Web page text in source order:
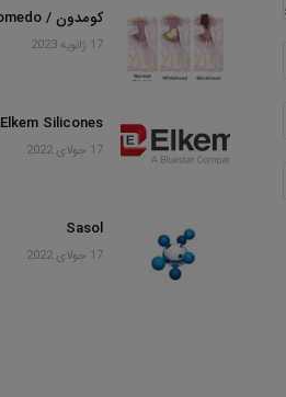
کومدون / Comedo
17 ژانویه 2023
Elkem Silicones
17 جولای 2022
Sasol
17 جولای 2022